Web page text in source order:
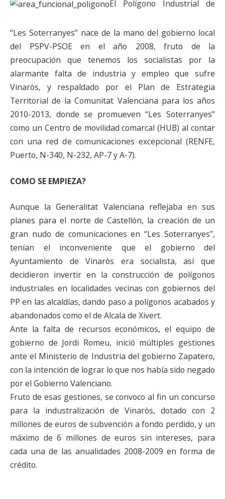
El Polígono Industrial de
“Les Soterranyes” nace de la mano del gobierno local
del PSPV-PSOE en el año 2008, fruto de la
preocupación que tenemos los socialistas por la
alarmante falta de industria y empleo que sufre
Vinaròs, y respaldado por el Plan de Estrategia
Territorial de la Comunitat Valenciana para los años
2010-2013, donde se promueven “Les Soterranyes”
como un Centro de movilidad comarcal (HUB) al contar
con una red de comunicaciones excepcional (RENFE,
Puerto, N-340, N-232, AP-7 y A-7).
COMO SE EMPIEZA?
Aunque la Generalitat Valenciana reflejaba en sus
planes para el norte de Castellón, la creación de un
gran nudo de comunicaciones en “Les Soterranyes”,
tenían el inconveniente que el gobierno del
Ayuntamiento de Vinaròs era socialista, así que
decidieron invertir en la construcción de polígonos
industriales en localidades vecinas con gobiernos del
PP en las alcaldías, dando paso a polígonos acabados y
abandonados como el de Alcala de Xivert.
Ante la falta de recursos económicos, el equipo de
gobierno de Jordi Romeu, inició múltiples gestiones
ante el Ministerio de Industria del gobierno Zapatero,
con la intención de lograr lo que nos había sido negado
por el Gobierno Valenciano.
Fruto de esas gestiones, se convoco al fin un concurso
para la industralización de Vinaròs, dotado con 2
millones de euros de subvención a fondo perdido, y un
máximo de 6 millones de euros sin intereses, para
cada una de las anualidades 2008-2009 en forma de
crédito.